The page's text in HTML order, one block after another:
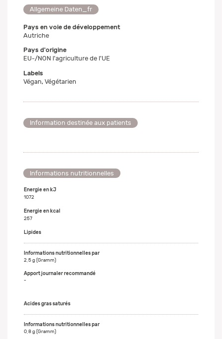
Allgemeine Daten_fr
Pays en voie de développement
Autriche
Pays d'origine
EU-/NON l'agriculture de l'UE
Labels
Végan, Végétarien
Information destinée aux patients
Informations nutritionnelles
Energie en kJ
1072
Energie en kcal
257
Lipides
2,5 g (Gramm)
-
Acides gras saturés
0,8 g (Gramm)